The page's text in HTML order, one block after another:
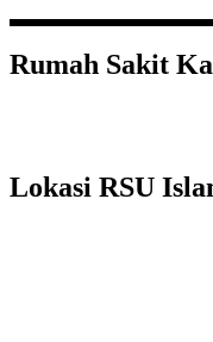
Rumah Sakit
Lokasi RSU